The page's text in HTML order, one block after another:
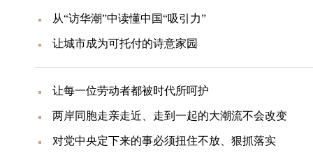
从“访华潮”中读懂中国“吸引力”
让城市成为可托付的诗意家园
让每一位劳动者都被时代所呵护
两岸同胞走亲走近、走到一起的大潮流不会改变
对党中央定下来的事必须扭住不放、狠抓落实